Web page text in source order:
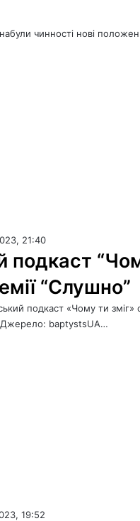
набули чинності нові
21:40
подкаст
“Слушно”
подкаст «Чому ти зміг»
Джерело: baptystsUA…
19:52